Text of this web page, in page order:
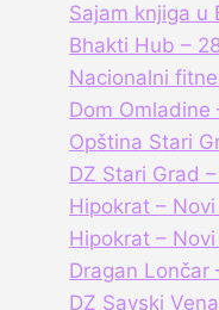
Sajam knjiga u
Bhakti Hub –
Nacionalni
Dom
Opština Stari
DZ Stari Grad
Hipokrat –
Hipokrat –
Dragan Lončar
DZ Savski